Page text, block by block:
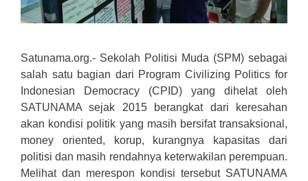
Satunama.org.- Sekolah Politisi Muda (SPM) sebagai
salah satu bagian dari Program Civilizing Politics for
Indonesian Democracy (CPID) yang dihelat oleh
SATUNAMA sejak 2015 berangkat dari keresahan
akan kondisi politik yang masih bersifat transaksional,
money oriented, korup, kurangnya kapasitas dari
politisi dan masih rendahnya keterwakilan perempuan.
Melihat dan merespon kondisi tersebut SATUNAMA